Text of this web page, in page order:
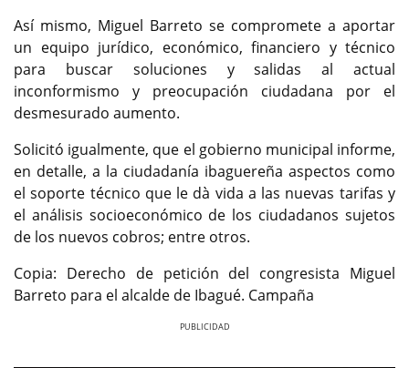
Así mismo, Miguel Barreto se compromete a aportar
un equipo jurídico, económico, financiero y técnico
para buscar soluciones y salidas al actual
inconformismo y preocupación ciudadana por el
desmesurado aumento.
Solicitó igualmente, que el gobierno municipal informe,
en detalle, a la ciudadanía ibaguereña aspectos como
el soporte técnico que le dà vida a las nuevas tarifas y
el análisis socioeconómico de los ciudadanos sujetos
de los nuevos cobros; entre otros.
Copia: Derecho de petición del congresista Miguel
Barreto para el alcalde de Ibagué. Campaña